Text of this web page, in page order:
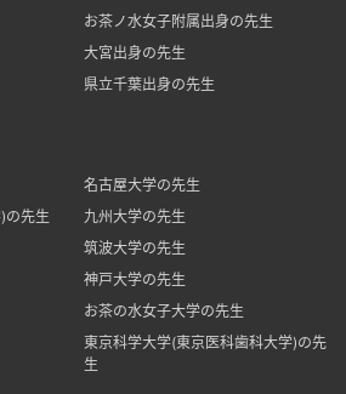
お茶ノ水女子附属出身の先生
大宮出身の先生
県立千葉出身の先生
名古屋大学の先生
の先生
九州大学の先生
筑波大学の先生
神戸大学の先生
お茶の水女子大学の先生
東京科学大学(東京医科歯科大学)の先
生